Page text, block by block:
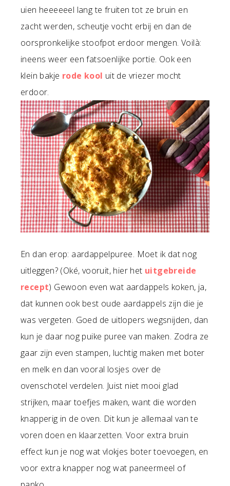
uien heeeeeel lang te fruiten tot ze bruin en
zacht werden, scheutje vocht erbij en dan de
oorspronkelijke stoofpot erdoor mengen. Voilà:
ineens weer een fatsoenlijke portie. Ook een
klein bakje rode kool uit de vriezer mocht
erdoor.
En dan erop: aardappelpuree. Moet ik dat nog
uitleggen? (Oké, vooruit, hier het uitgebreide
recept) Gewoon even wat aardappels koken, ja,
dat kunnen ook best oude aardappels zijn die je
was vergeten. Goed de uitlopers wegsnijden, dan
kun je daar nog puike puree van maken. Zodra ze
gaar zijn even stampen, luchtig maken met boter
en melk en dan vooral losjes over de
ovenschotel verdelen. Juist niet mooi glad
strijken, maar toefjes maken, want die worden
knapperig in de oven. Dit kun je allemaal van te
voren doen en klaarzetten. Voor extra bruin
effect kun je nog wat vlokjes boter toevoegen, en
voor extra knapper nog wat paneermeel of